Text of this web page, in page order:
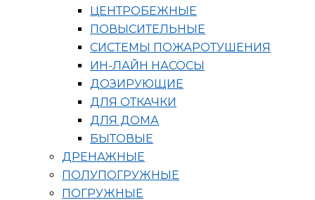
ЦЕНТРОБЕЖНЫЕ
ПОВЫСИТЕЛЬНЫЕ
СИСТЕМЫ ПОЖАРОТУШЕНИЯ
ИН-ЛАЙН НАСОСЫ
ДОЗИРУЮЩИЕ
ДЛЯ ОТКАЧКИ
ДЛЯ ДОМА
БЫТОВЫЕ
ДРЕНАЖНЫЕ
ПОЛУПОГРУЖНЫЕ
ПОГРУЖНЫЕ